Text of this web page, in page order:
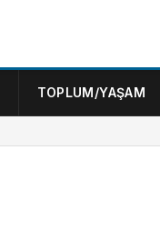
TOPLUM/YAŞAM